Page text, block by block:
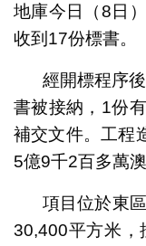
地庫今日（8日
收到17份標書。
經開標程序
書被接納，1份
補交文件。工程
5億9千2百多萬
項目位於東
30,400平方米